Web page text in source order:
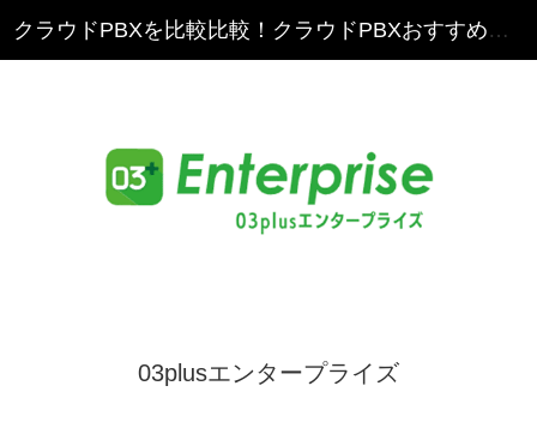
クラウドPBXを比較比較！クラウドPBXおすすめランキング
03plusエンタープライズ